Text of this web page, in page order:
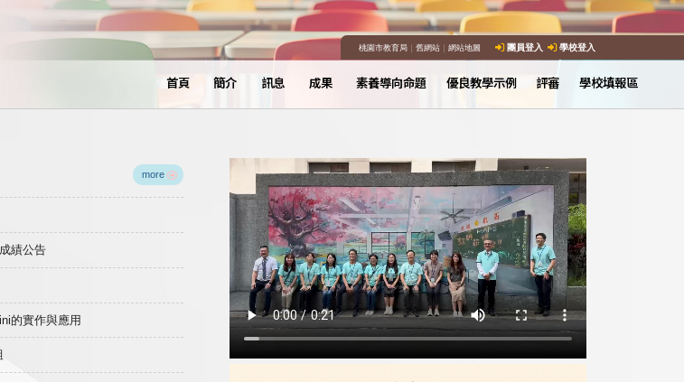
桃園市教育局｜ 舊網站｜ 網站地圖 團員登入 學校登入
首頁 簡介 訊息 成果 素養導向命題 優良教學示例 評審 學校填報區
more
績公告
的實作與應用